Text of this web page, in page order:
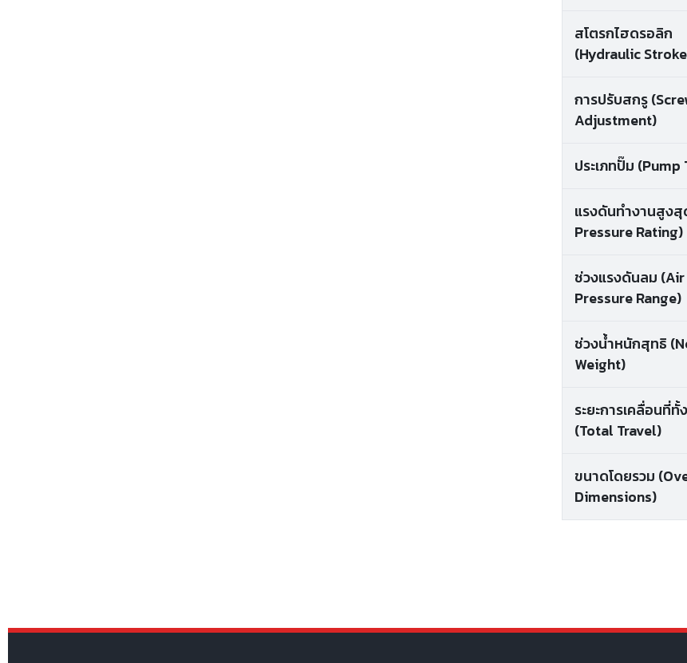
สโตรกไฮดรอลิก
(Hydraulic
การปรับสกรู
Adjustment)
ประเภทปั๊ม (Pump
แรงดันทำงานสูงสุ
Pressure Rating)
ช่วงแรงดันลม (Air
Pressure Range)
ช่วงน้ำหนักสุทธิ
Weight)
ระยะการเคลื่อนที่
(Total Travel)
ขนาดโดยรวม
Dimensions)